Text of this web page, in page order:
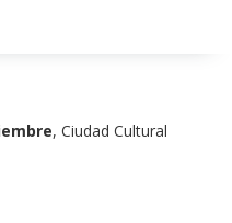
, Ciudad Cultural